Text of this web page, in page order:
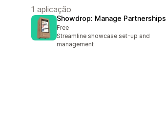
1 aplicação
Showdrop: Manage Partnerships
Free
Streamline showcase set-up and
management